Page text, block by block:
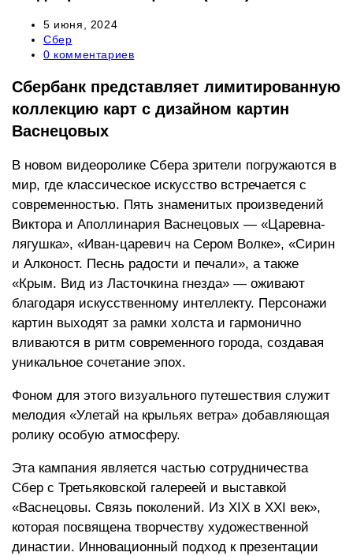
Запись
опубликована:
5 июня, 2024
Рубрика
записи:
Сбер
Комментарии
записи:
0 комментариев
Сбербанк представляет лимитированную
коллекцию карт с дизайном картин
Васнецовых
В новом видеоролике Сбера зрители погружаются в
мир, где классическое искусство встречается с
современностью. Пять знаменитых произведений
Виктора и Аполлинария Васнецовых — «Царевна-
лягушка», «Иван-царевич на Сером Волке», «Сирин
и Алконост. Песнь радости и печали», а также
«Крым. Вид из Ласточкина гнезда» — оживают
благодаря искусственному интеллекту. Персонажи
картин выходят за рамки холста и гармонично
вливаются в ритм современного города, создавая
уникальное сочетание эпох.
Фоном для этого визуального путешествия служит
мелодия «Улетай на крыльях ветра» добавляющая
ролику особую атмосферу.
Эта кампания является частью сотрудничества
Сбер с Третьяковской галереей и выставкой
«Васнецовы. Связь поколений. Из XIX в XXI век»,
которая посвящена творчеству художественной
династии. Инновационный подход к презентации